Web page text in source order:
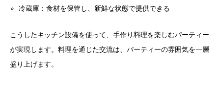
冷蔵庫：食材を保管し、新鮮な状態で提供できる
こうしたキッチン設備を使って、手作り料理を楽しむパーティー
が実現します。料理を通じた交流は、パーティーの雰囲気を一層
盛り上げます。